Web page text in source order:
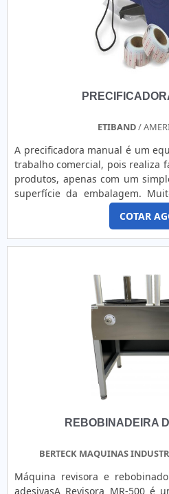
são os maiores objetivos da
empresa que tem se
idoneidade em tudo que faz, o
com excelência para cada cliente.
equipamentos;Reforço de
materiais;Deter
produtos;Organização de
uma festa no lugar, entre
módulos de aplicações, as
automobilísticas, comércio
uma grande variedade
outras palavras, as
organização, como amarrar
eletrônicos, eles podem ser
após estarem instalados,
pelo chão ou enrolados entre
são um ótimo lacre, caso
armários que não devem ser
segurança. Ou até mesmo,
material para fechar os zíperes
ideia para manter suas
quantidade de benefícios
promover quando
entanto, para adquiri-la
que trabalhe com materiais
forma, será possível efetuar a
todas as propriedades e
realmente devem oferecer.
ETIBAND/
A precificadora manual é um
trabalho comercial, pois realiza
produtos, apenas com um
superfície da embalagem.
recarregada com as bobinas
precificadora agrega mais
organização ao dia a dia do
identificação de preços ou
APRESENTADOS PELO
portátil, a precificadora pode
mão para qualquer lugar. Além
trabalhar ininterruptamente,
aplicação nem de utilização,
sempre que as bobinas de
possível verificar quais as
tipo de produto: Melhor
Produto de qualidade
MELHOR PRECIFICADORA
realiza a fabricação dos mais
realizar a distribuição de
COTAR
REBOBINADEIRA
BERTECK MAQUINAS
Máquina revisora e
adesivasA Revisora MR-500 é